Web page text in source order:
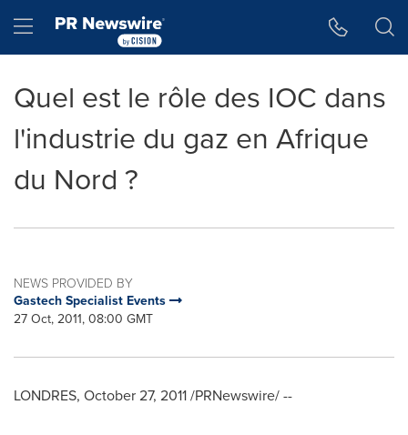
Hamburger menu
Quel est le rôle des IOC dans
l'industrie du gaz en Afrique
du Nord ?
NEWS PROVIDED BY
Gastech Specialist Events
27 Oct, 2011, 08:00 GMT
LONDRES, October 27, 2011/PRNewswire/ --